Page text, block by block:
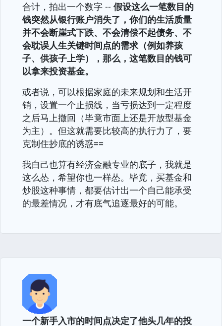
合计，拍出一个数字 -- 假设这么一笔数目的
钱突然从银行账户消失了，你们的生活质量
并不会断崖式下跌、不会清偿不起债务、不
会耽误人生关键时间点的需求（例如养孩
子、供孩子上学），那么，这笔数目的钱可
以拿来投资基金。
或者说，可以根据家庭的未来规划和生活开
销，设置一个止损线，当亏损达到一定程度
之后马上撤回（毕竟市面上还是开放型基金
为主）。但这就需要比较高的执行力了，要
克制住抄底的诱惑==
我自己也算有经济金融专业的底子，我就是
这么怂，希望你也一样怂。毕竟，买基金和
炒股这种事情，都要估计出一个自己能承受
的最差情况，才有底气追逐最好的可能。
一个新手入市的时间点决定了他头几年的投